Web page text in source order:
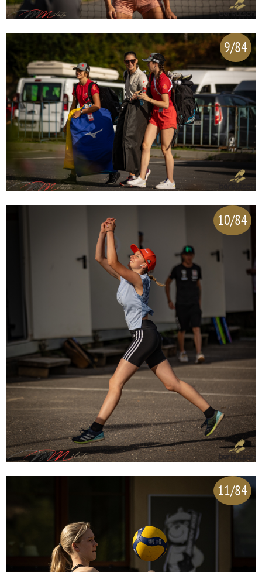
9/84
10/84
11/84